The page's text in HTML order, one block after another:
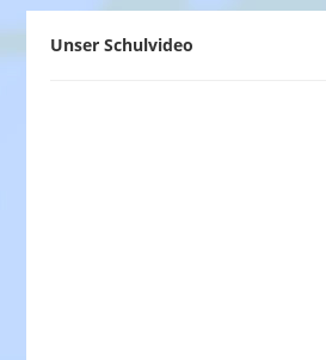
Unser Schulvideo